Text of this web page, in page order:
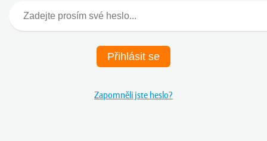
Přihlásit se
Zapomněli jste heslo?